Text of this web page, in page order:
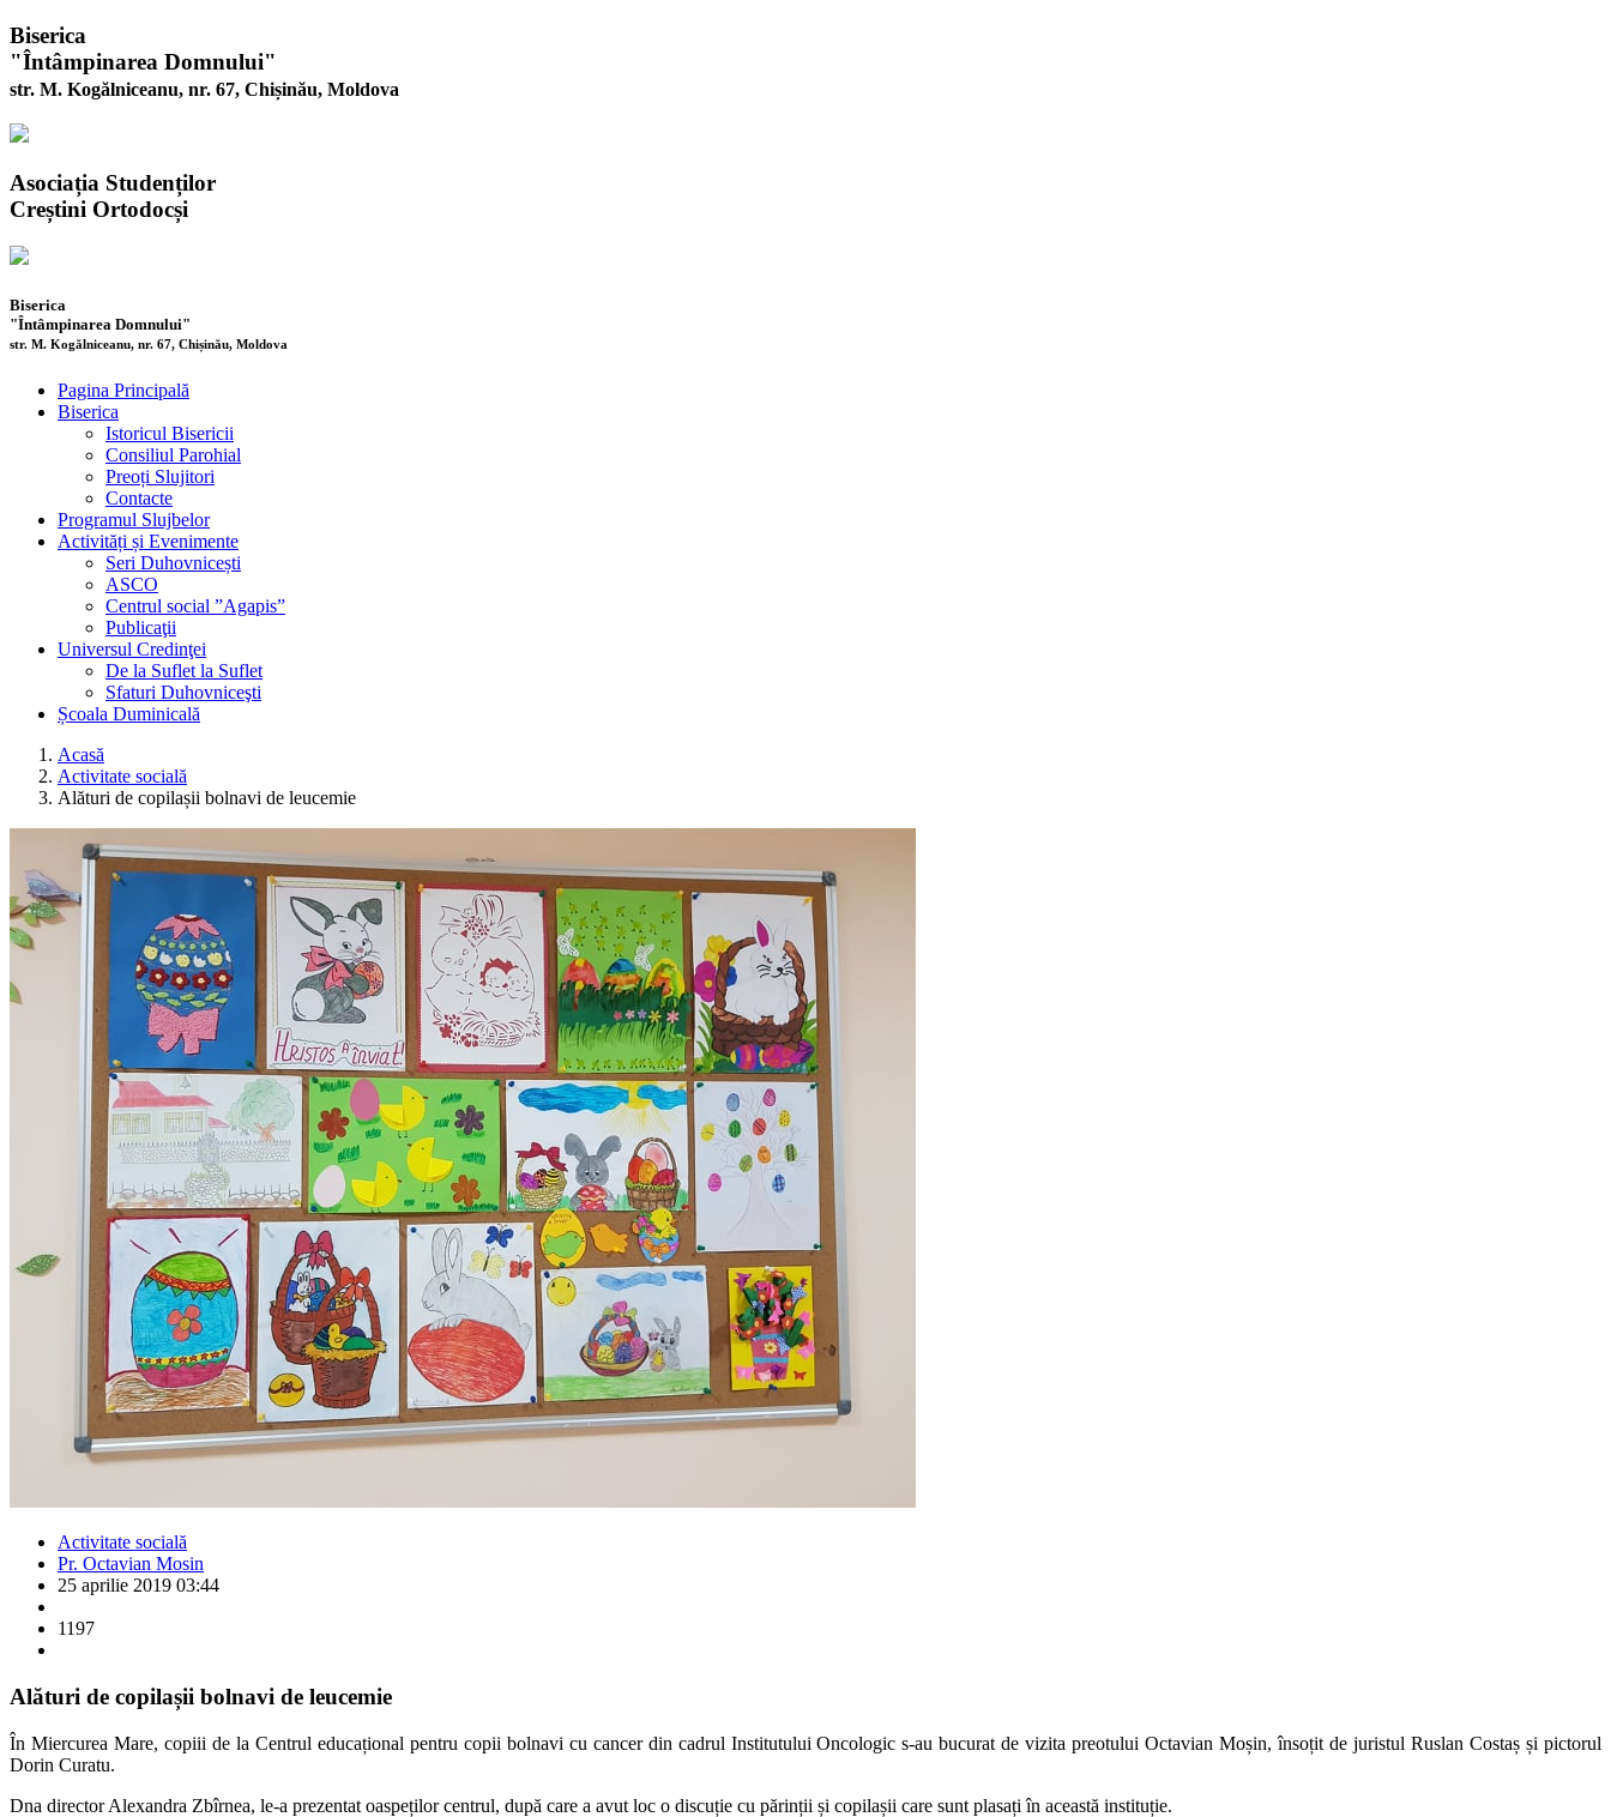
Biserica
"Întâmpinarea Domnului"
str. M. Kogălniceanu, nr. 67, Chișinău, Moldova
Asociația Studenților
Creștini Ortodocși
Biserica
"Întâmpinarea Domnului"
str. M. Kogălniceanu, nr. 67, Chișinău, Moldova
Pagina Principală
Biserica
Istoricul Bisericii
Consiliul Parohial
Preoți Slujitori
Contacte
Programul Slujbelor
Activități și Evenimente
Seri Duhovnicești
ASCO
Centrul social ”Agapis”
Publicaţii
Universul Credinţei
De la Suflet la Suflet
Sfaturi Duhovniceşti
Școala Duminicală
Acasă
Activitate socială
Alături de copilașii bolnavi de leucemie
Activitate socială
Pr. Octavian Mosin
25 aprilie 2019 03:44
1197
Alături de copilașii bolnavi de leucemie
În Miercurea Mare, copiii de la Centrul educațional pentru copii bolnavi cu cancer din cadrul Institutului Oncologic s-au bucurat de vizita preotului Octavian Moșin, însoțit de juristul Ruslan Costaș și pictorul
Dorin Curatu.
Dna director Alexandra Zbîrnea, le-a prezentat oaspeților centrul, după care a avut loc o discuție cu părinții și copilașii care sunt plasați în această instituție.